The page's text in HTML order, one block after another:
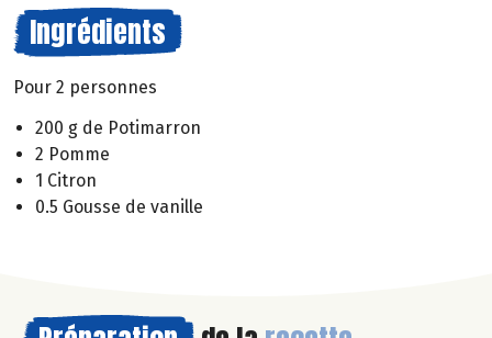
Ingrédients
Pour 2 personnes
200 g de Potimarron
2 Pomme
1 Citron
0.5 Gousse de vanille